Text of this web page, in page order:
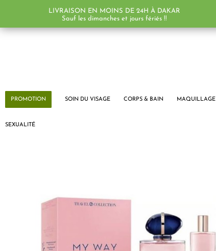
PROMOTION SOIN DU VISAGE CORPS & BAIN MAQUILLAGE
SEXUALITÉ
LIVRAISON EN MOINS DE 24H À DAKAR
Sauf les dimanches et jours fériés !!